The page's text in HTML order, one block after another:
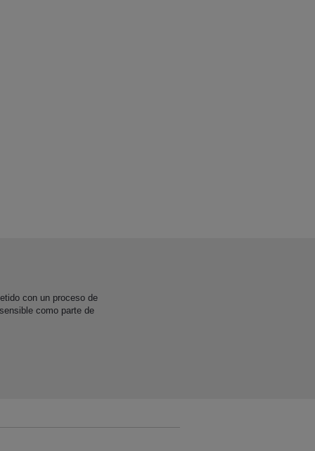
con un proceso de
como parte de